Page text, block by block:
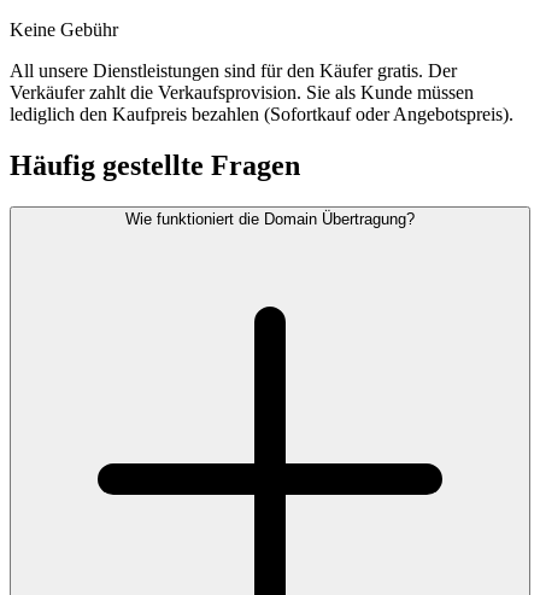
Keine Gebühr
All unsere Dienstleistungen sind für den Käufer gratis. Der
Verkäufer zahlt die Verkaufsprovision. Sie als Kunde müssen
lediglich den Kaufpreis bezahlen (Sofortkauf oder Angebotspreis).
Häufig gestellte Fragen
Wie funktioniert die Domain Übertragung?